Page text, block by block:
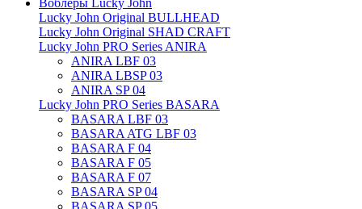
Воблеры Lucky John
Lucky John Original BULLHEAD
Lucky John Original SHAD CRAFT
Lucky John PRO Series ANIRA
ANIRA LBF 03
ANIRA LBSP 03
ANIRA SP 04
Lucky John PRO Series BASARA
BASARA LBF 03
BASARA ATG LBF 03
BASARA F 04
BASARA F 05
BASARA F 07
BASARA SP 04
BASARA SP 05